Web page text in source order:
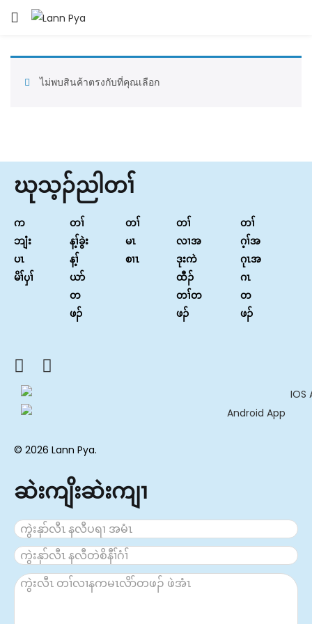
ไม่พบสินค้าตรงกับที่คุณเลือก
ဃုသ့ၣ်ညါတၢ်
က
ဘျံး
ပၤ
မိၢ်ၦၢ်
တၢ်
န့ၢ်ခွဲး
န့ၢ်
ယာ်
တ
ဖၣ်
တၢ်
မၤ
စၢၤ
တၢ်
လၢအ
ဒုးကဲ
ထီၣ်
တၢ်တ
ဖၣ်
တၢ်
ဂ့ၢ်အ
ဂုၤအ
ဂၤ
တ
ဖၣ်
© 2026 Lann Pya.
ဆဲးကျိးဆဲးကျၢ
LOGIN
Remember me
Lost password?